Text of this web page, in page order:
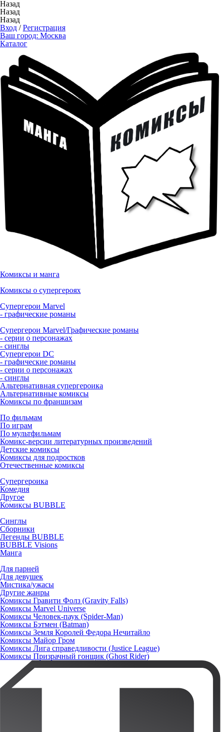
Назад
Назад
Назад
Вход /Регистрация
Ваш город: Москва
Каталог
Комиксы и манга
Комиксы о супергероях
Супергерои Marvel
- графические романы
Супергерои Marvel/Графические романы
- серии о персонажах
- синглы
Супергерои DC
- графические романы
- серии о персонажах
- синглы
Альтернативная супергероика
Альтернативные комиксы
Комиксы по франшизам
По фильмам
По играм
По мультфильмам
Комикс-версии литературных произведений
Детские комиксы
Комиксы для подростков
Отечественные комиксы
Супергероика
Комедия
Другое
Комиксы BUBBLE
Синглы
Сборники
Легенды BUBBLE
BUBBLE Visions
Манга
Для парней
Для девушек
Мистика/ужасы
Другие жанры
Комиксы Гравити Фолз (Gravity Falls)
Комиксы Marvel Universe
Комиксы Человек-паук (Spider-Man)
Комиксы Бэтмен (Batman)
Комиксы Земля Королей Федора Нечитайло
Комиксы Майор Гром
Комиксы Лига справедливости (Justice League)
Комиксы Призрачный гонщик (Ghost Rider)